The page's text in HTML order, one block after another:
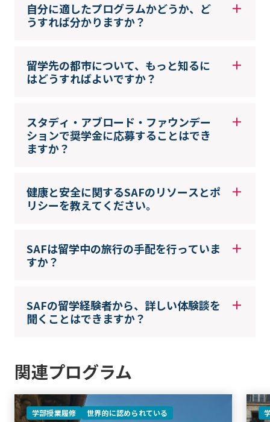
自分に適したプログラムかどうか、ど
うすれば分かりますか？
留学先の都市について、もっと知るに
はどうすればよいですか？
スタディ・アブロード・ファウンデー
ションで奨学金に応募することはでき
ますか？
健康と安全に関するSAFのリソースとポ
リシーを教えてください。
SAFは留学中の旅行の手配を行っていま
すか？
SAFの留学経験者から、詳しい体験談を
聞くことはできますか？
関連プログラム
学部授業履修 世界的に認められている